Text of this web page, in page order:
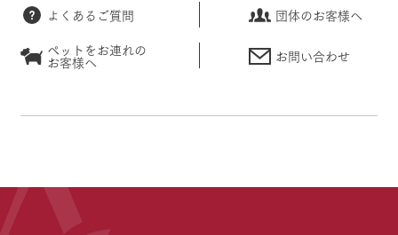
よくあるご質問
団体のお客様へ
ペットをお連れの
お客様へ お問い合わせ